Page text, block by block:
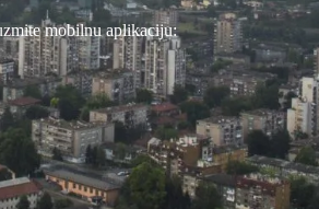
mobilnu aplikaciju: